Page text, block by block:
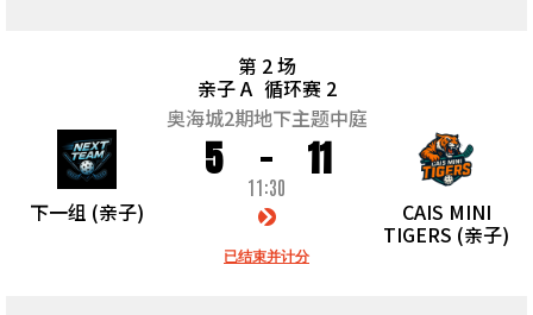
第 2 场
亲子 A 循环赛 2
奥海城2期地下主题中庭
下一组 (亲子)
5 11
11:30
已结束并计分
CAIS MINI
TIGERS (亲子)